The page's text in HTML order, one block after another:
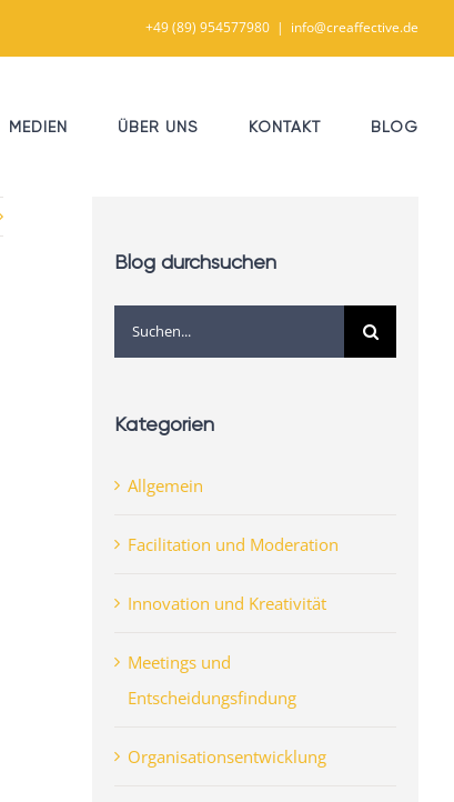
+49 (89) 954577980 | info@creaffective.de
MEDIEN ÜBER UNS KONTAKT BLOG
Blog durchsuchen
Suche
nach:
Kategorien
Allgemein
Facilitation und Moderation
Innovation und Kreativität
Meetings und
Entscheidungsfindung
Organisationsentwicklung